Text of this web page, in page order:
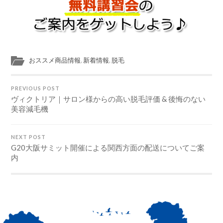
おススメ商品情報, 新着情報, 脱毛
PREVIOUS POST
ヴィクトリア｜サロン様からの高い脱毛評価 & 後悔のない
美容減毛機
NEXT POST
G20大阪サミット開催による関西方面の配送についてご案
内